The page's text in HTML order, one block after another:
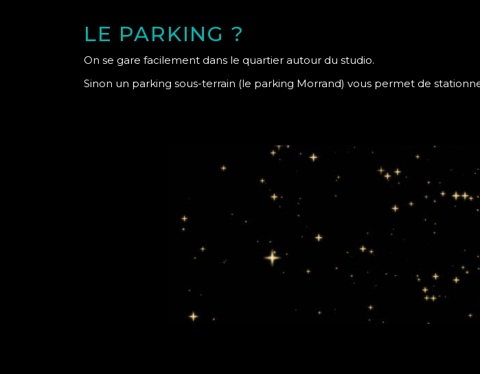
LE PARKING ?
On se gare facilement dans le quartier autour du studio.
Sinon un parking sous-terrain (le parking Morrand) vous permet de